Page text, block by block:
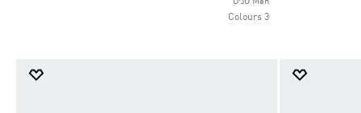
3 Colours